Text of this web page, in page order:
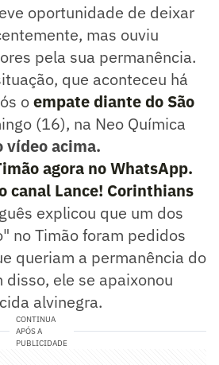
oportunidade de deixar
mas ouviu
pela sua permanência.
que aconteceu há
oempate diante do São
(16), na Neo Química
vídeo acima.
agora no WhatsApp.
canal Lance! Corinthians
explicou que um dos
no Timão foram pedidos
queriam a permanência do
ele se apaixonou
alvinegra.
CONTINUA
APÓS A
PUBLICIDADE